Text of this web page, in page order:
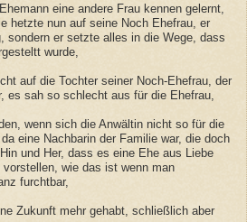
eine andere Frau kennen gelernt,
hetzte nun auf seine Noch Ehefrau, er
sondern er setzte alles in die Wege, dass
wurde,
auf die Tochter seiner Noch-Ehefrau, der
es sah so schlecht aus für die Ehefrau,
wenn sich die Anwältin nicht so für die
eine Nachbarin der Familie war, die doch
und Her, dass es eine Ehe aus Liebe
wie das ist wenn man
furchtbar,
Zukunft mehr gehabt, schließlich aber